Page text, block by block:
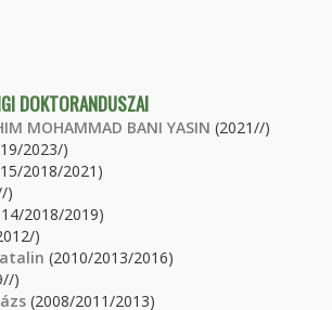
DOKTORANDUSZAI
MOHAMMAD BANI YASIN (2021//)
2023/)
2018/2021)
)
2018/2019)
)
(2010/2013/2016)
)
(2008/2011/2013)